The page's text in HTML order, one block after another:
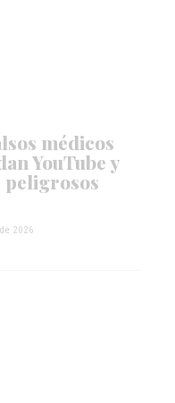
médicos
YouTube y
peligrosos
2026